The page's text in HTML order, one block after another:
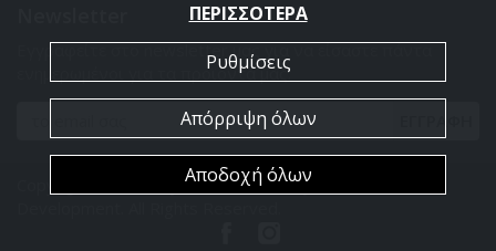
Εγγραφείτε στο newsletter μας για να είσαστε πάντα
ενημερωμένοι για τα προϊόντα μας.
Copyright 2026 Armyland. Powered by
ΠΕΡΙΣΣΟΤΕΡΑ
Ρυθμίσεις
Απόρριψη όλων
Αποδοχή όλων